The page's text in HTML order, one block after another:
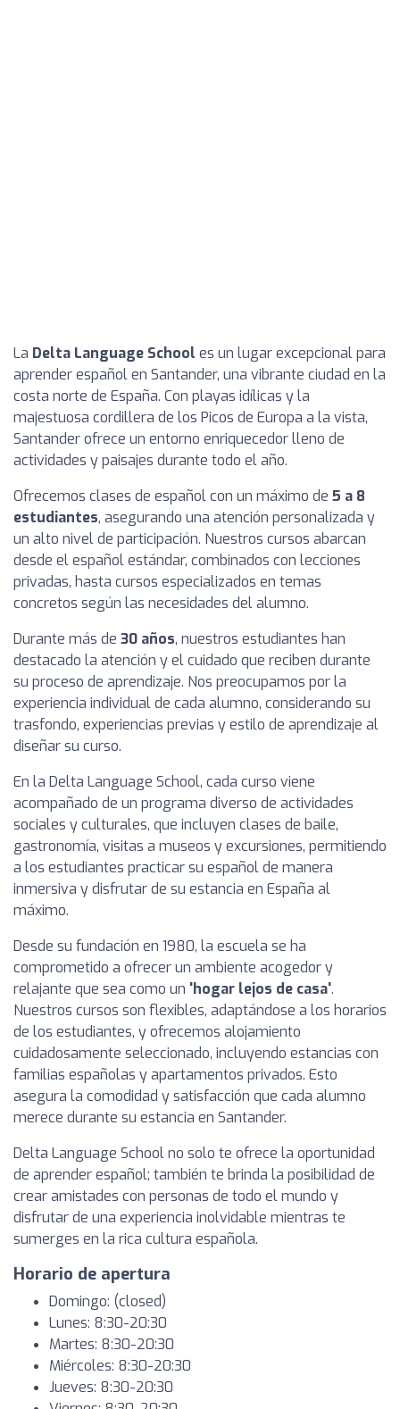
La Delta Language School es un lugar excepcional para
aprender español en Santander, una vibrante ciudad en la
costa norte de España. Con playas idílicas y la
majestuosa cordillera de los Picos de Europa a la vista,
Santander ofrece un entorno enriquecedor lleno de
actividades y paisajes durante todo el año.
Ofrecemos clases de español con un máximo de 5 a 8
estudiantes, asegurando una atención personalizada y
un alto nivel de participación. Nuestros cursos abarcan
desde el español estándar, combinados con lecciones
privadas, hasta cursos especializados en temas
concretos según las necesidades del alumno.
Durante más de 30 años, nuestros estudiantes han
destacado la atención y el cuidado que reciben durante
su proceso de aprendizaje. Nos preocupamos por la
experiencia individual de cada alumno, considerando su
trasfondo, experiencias previas y estilo de aprendizaje al
diseñar su curso.
En la Delta Language School, cada curso viene
acompañado de un programa diverso de actividades
sociales y culturales, que incluyen clases de baile,
gastronomía, visitas a museos y excursiones, permitiendo
a los estudiantes practicar su español de manera
inmersiva y disfrutar de su estancia en España al
máximo.
Desde su fundación en 1980, la escuela se ha
comprometido a ofrecer un ambiente acogedor y
relajante que sea como un 'hogar lejos de casa'.
Nuestros cursos son flexibles, adaptándose a los horarios
de los estudiantes, y ofrecemos alojamiento
cuidadosamente seleccionado, incluyendo estancias con
familias españolas y apartamentos privados. Esto
asegura la comodidad y satisfacción que cada alumno
merece durante su estancia en Santander.
Delta Language School no solo te ofrece la oportunidad
de aprender español; también te brinda la posibilidad de
crear amistades con personas de todo el mundo y
disfrutar de una experiencia inolvidable mientras te
sumerges en la rica cultura española.
Horario de apertura
Domingo: (closed)
Lunes: 8:30-20:30
Martes: 8:30-20:30
Miércoles: 8:30-20:30
Jueves: 8:30-20:30